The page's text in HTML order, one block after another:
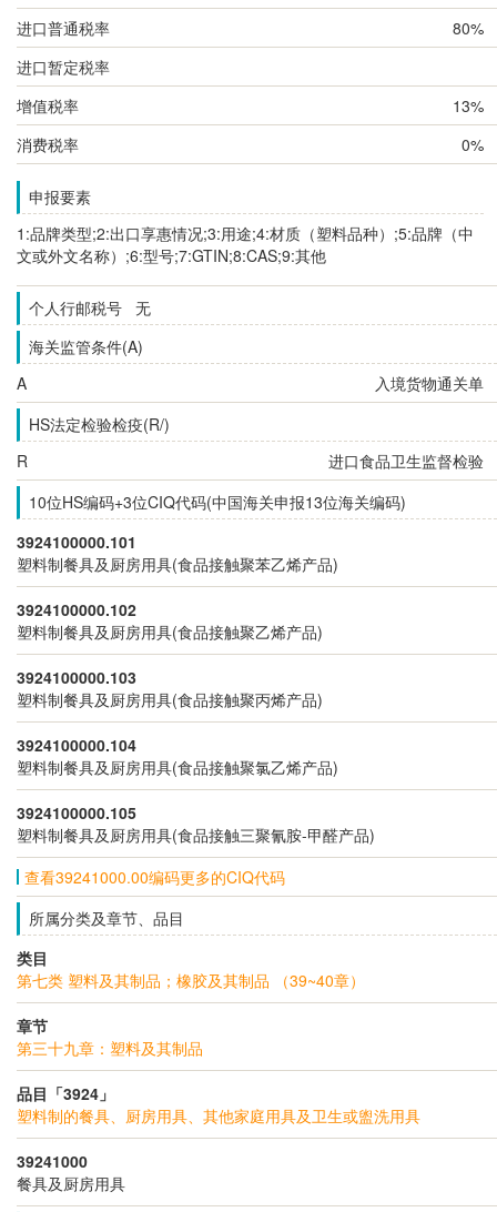
进口普通税率
80%
进口暂定税率
增值税率
13%
消费税率
0%
申报要素
1:品牌类型;2:出口享惠情况;3:用途;4:材质（塑料品种）;5:品牌（中
文或外文名称）;6:型号;7:GTIN;8:CAS;9:其他
个人行邮税号 无
海关监管条件(A)
A
入境货物通关单
HS法定检验检疫(R/)
R
进口食品卫生监督检验
10位HS编码+3位CIQ代码(中国海关申报13位海关编码)
3924100000.101
塑料制餐具及厨房用具(食品接触聚苯乙烯产品)
3924100000.102
塑料制餐具及厨房用具(食品接触聚乙烯产品)
3924100000.103
塑料制餐具及厨房用具(食品接触聚丙烯产品)
3924100000.104
塑料制餐具及厨房用具(食品接触聚氯乙烯产品)
3924100000.105
塑料制餐具及厨房用具(食品接触三聚氰胺-甲醛产品)
查看39241000.00编码更多的CIQ代码
所属分类及章节、品目
类目
第七类 塑料及其制品；橡胶及其制品 （39~40章）
章节
第三十九章：塑料及其制品
品目「3924」
塑料制的餐具、厨房用具、其他家庭用具及卫生或盥洗用具
39241000
餐具及厨房用具